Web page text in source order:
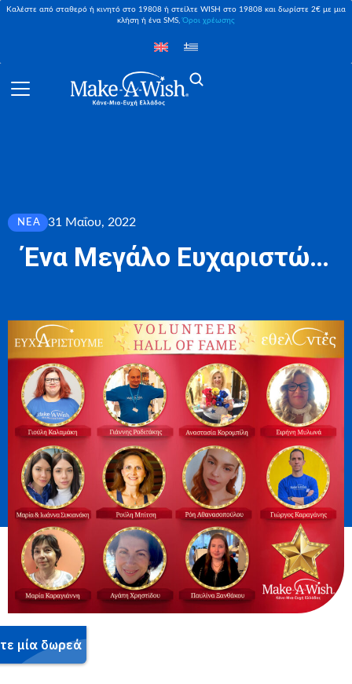
Καλέστε από σταθερό ή κινητό στο 19808 ή στείλτε WISH στο 19808 και δωρίστε 2€ με μια
κλήση ή ένα SMS,Όροι χρέωσης
ΝΈΑ 31 Μαΐου, 2022
Ένα Μεγάλο Ευχαριστώ…